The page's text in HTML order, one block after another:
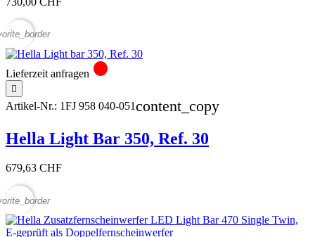
Lieferzeit anfragen circle

Artikel-Nr.: 1FJ 958 040-051content_copy
Hella Light Bar 350, Ref. 30
679,63 CHF